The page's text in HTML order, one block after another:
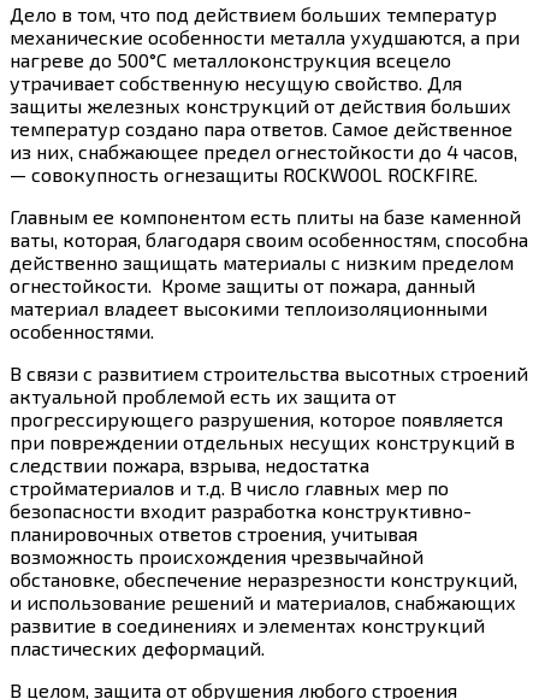
Дело в том, что под действием больших температур
механические особенности металла ухудшаются, а при
нагреве до 500°С металлоконструкция всецело
утрачивает собственную несущую свойство. Для
защиты железных конструкций от действия больших
температур создано пара ответов. Самое действенное
из них, снабжающее предел огнестойкости до 4 часов,
— совокупность огнезащиты ROCKWOOL ROCKFIRE.
Главным ее компонентом есть плиты на базе каменной
ваты, которая, благодаря своим особенностям, способна
действенно защищать материалы с низким пределом
огнестойкости. Кроме защиты от пожара, данный
материал владеет высокими теплоизоляционными
особенностями.
В связи с развитием строительства высотных строений
актуальной проблемой есть их защита от
прогрессирующего разрушения, которое появляется
при повреждении отдельных несущих конструкций в
следствии пожара, взрыва, недостатка
стройматериалов и т.д. В число главных мер по
безопасности входит разработка конструктивно-
планировочных ответов строения, учитывая
возможность происхождения чрезвычайной
обстановке, обеспечение неразрезности конструкций,
и использование решений и материалов, снабжающих
развитие в соединениях и элементах конструкций
пластических деформаций.
В целом, защита от обрушения любого строения